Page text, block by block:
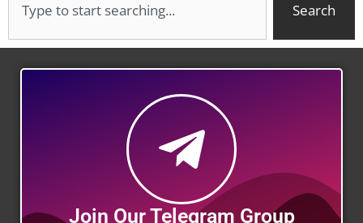
Search
Join Our Telegram Group